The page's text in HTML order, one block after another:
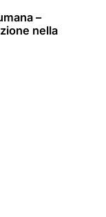
–
nella